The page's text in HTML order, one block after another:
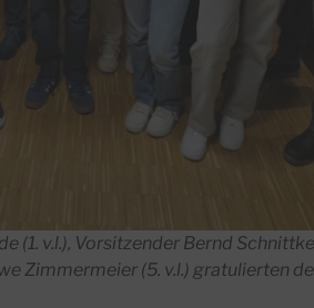
v.l.), Vorsitzender Bernd
Zimmermeier (5. v.l.) gratulierten